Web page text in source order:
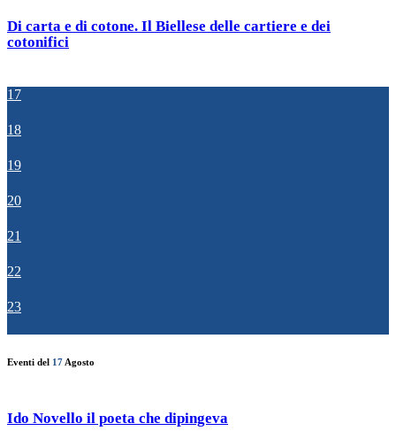
Di carta e di cotone. Il Biellese delle cartiere e dei
cotonifici
17
18
19
20
21
22
23
Eventi del 17 Agosto
Ido Novello il poeta che dipingeva